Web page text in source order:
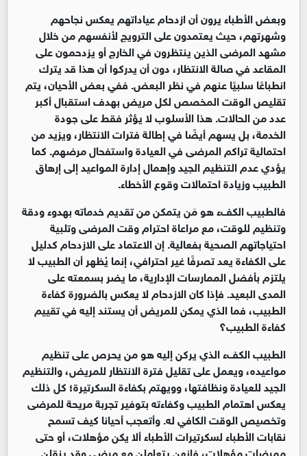
وبعض الأطباء يرون أن ازدحام عياداتهم يعكس نجاحهم
وشهرتهم، حيث يعتمدون على الترويج لأنفسهم من خلال
مشهد المرضى الذين ينتظرون في الخارج أو يزدحمون على
المقاعد في صالة الانتظار، دون أن يدركوا أن هذا قد يترك
انطباعًا سلبيًا عنهم في نظر البعض. ففي بعض الأحيان، يتم
تقليص الوقت المخصص لكل مريض بهدف استقبال أكبر
عدد من الحالات. هذا الأسلوب لا يؤثر فقط على جودة
الخدمة، بل يسهم أيضًا في إطالة فترات الانتظار، ويزيد من
احتمالية تراكم المرضى في العيادة واستفحال مرضهم. كما
يؤدي عدم التنظيم الجيد وإهمال إدارة المواعيد إلى إرهاق
الطبيب وزيادة احتمالات وقوع الأخطاء.
فالطبيب الكفء هو مَن يتمكن من تقديم خدماته بهدوء ودقة
وتنظيم للوقت، مع مراعاة احترام وقت المرضى وتلبية
احتياجاتهم الصحية بفعالية. إن الاعتماد على الازدحام كدليل
على الكفاءة يعد تصرفًا غير احترافي، إنما يُظهر أن الطبيب لا
يلتزم بأفضل الممارسات الإدارية، ما يضر بسمعته على
المدى البعيد. فإذا كان الازدحام لا يعكس بالضرورة كفاءة
الطبيب، فما الذي يمكن للمريض أن يستند إليه في تقييم
كفاءة الطبيب؟
الطبيب الكفء الذي يركن إليه هو من يحرص على تنظيم
مواعيده، ويعمل على تقليل فترة الانتظار للمريض، والتنظيم
الجيد للعيادة ونظافتها، وويهتم بكفاءة السكرتيرة؛ كل ذلك
يعكس اهتمام الطبيب وكفاءته بتوفير تجربة مريحة للمرضى
وتخصيص الوقت الكافي له. وأتعجب أحيانا كيف تسمح
نقابات الأطباء لسكرتيرات الأطباء ألا يكن مؤهلات، أو حتى
ممرضات مؤهلات، فإنهن يتعاملن مع مرضى وقد ينقلن